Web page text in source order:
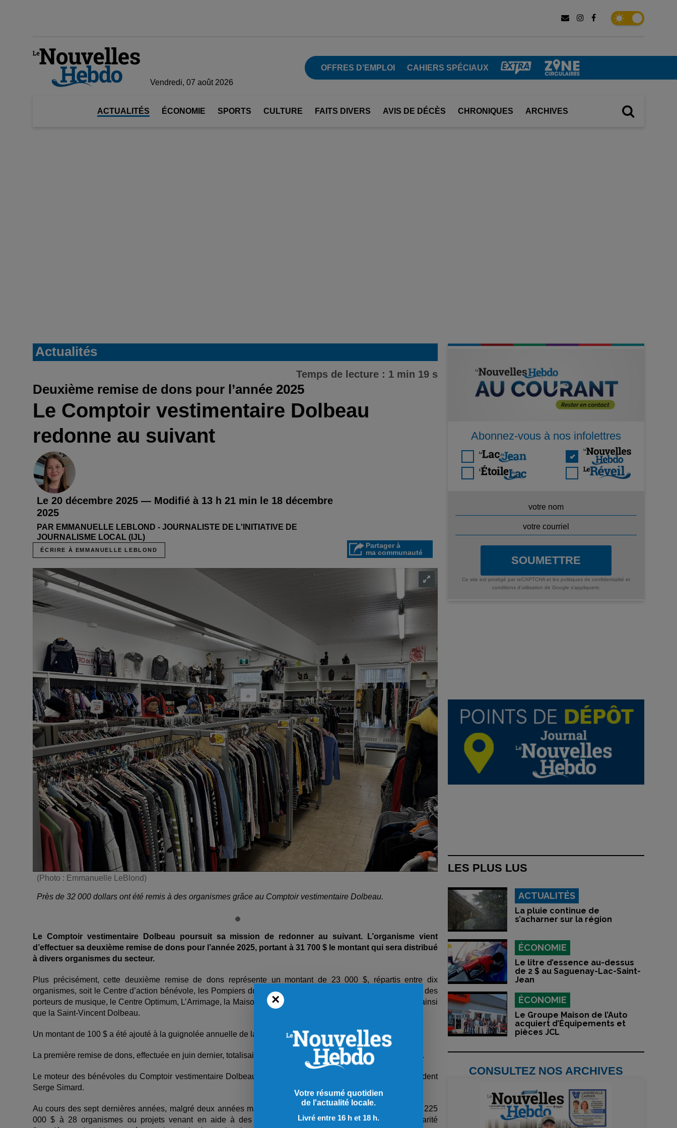
Vendredi, 07 août 2026
OFFRES D’EMPLOI CAHIERS SPÉCIAUX
ACTUALITÉS ÉCONOMIE SPORTS CULTURE FAITS DIVERS AVIS DE DÉCÈS CHRONIQUES ARCHIVES
Actualités
Temps de lecture : 1 min 19 s
Deuxième remise de dons pour l’année 2025
Le Comptoir vestimentaire Dolbeau
redonne au suivant
Le 20 décembre 2025 — Modifié à 13 h 21 min le 18 décembre
2025
PAR EMMANUELLE LEBLOND - JOURNALISTE DE L'INITIATIVE DE
JOURNALISME LOCAL (IJL)
ÉCRIRE À EMMANUELLE LEBLOND
Partager à
ma communauté
(Photo : Emmanuelle LeBlond)
Près de 32 000 dollars ont été remis à des organismes grâce au Comptoir vestimentaire Dolbeau.
Le Comptoir vestimentaire Dolbeau poursuit sa mission de redonner au suivant. L’organisme vient
d’effectuer sa deuxième remise de dons pour l’année 2025, portant à 31 700 $ le montant qui sera distribué
à divers organismes du secteur.
Plus précisément, cette deuxième remise de dons représente un montant de 23 000 $, répartis entre dix
organismes, soit le Centre d’action bénévole, les Pompiers du partage, Toxic-Actions, l’A.F.M.R., l’Académie des
porteurs de musique, le Centre Optimum, L’Arrimage, la Maison Norlac, la Maison de la famille Parensemble ainsi
que la Saint-Vincent Dolbeau.
Un montant de 100 $ a été ajouté à la guignolée annuelle de la Soupe populaire de chez-nous.
La première remise de dons, effectuée en juin dernier, totalisait 8 600 $ et a permis de soutenir 11 organismes.
Le moteur des bénévoles du Comptoir vestimentaire Dolbeau est d’aider les gens à aider, rappelle le président
Serge Simard.
Au cours des sept dernières années, malgré deux années marquées par la pandémie, le Comptoir a remis 225
000 $ à 28 organismes ou projets venant en aide à des clientèles majoritairement vulnérables : précarité
Abonnez-vous à nos infolettres
SOUMETTRE
Ce site est protégé par reCAPTCHA et les politiques de confidentialité et
conditions d'utilisation de Google s'appliquent.
LES PLUS LUS
ACTUALITÉS
La pluie continue de
s’acharner sur la région
ÉCONOMIE
Le litre d’essence au-dessus
de 2 $ au Saguenay-Lac-Saint-
Jean
ÉCONOMIE
Le Groupe Maison de l’Auto
acquiert d’Équipements et
pièces JCL
CONSULTEZ NOS ARCHIVES
×
Votre résumé quotidien
de l'actualité locale.
Livré entre 16 h et 18 h.